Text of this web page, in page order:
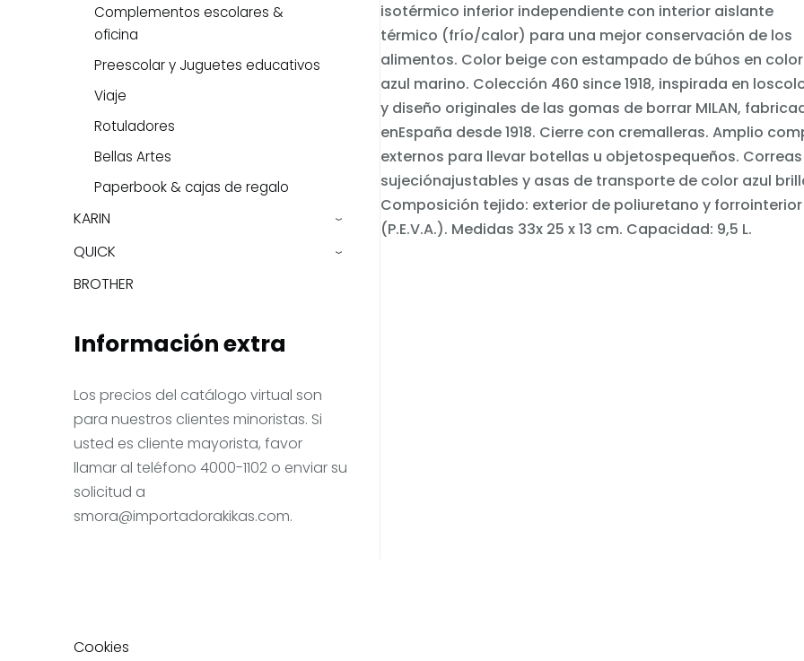
Complementos escolares &
oficina
Preescolar y Juguetes educativos
Viaje
Rotuladores
Bellas Artes
Paperbook & cajas de regalo
KARIN ›
QUICK ›
BROTHER
Información extra
Los precios del catálogo virtual son
para nuestros clientes minoristas. Si
usted es cliente mayorista, favor
llamar al teléfono 4000-1102 o enviar su
solicitud a
smora@importadorakikas.com.
isotérmico inferior independiente con interior aislante
térmico (frío/calor) para una mejor conservación de los
alimentos. Color beige con estampado de búhos en color
azul marino. Colección 460 since 1918, inspirada en
y diseño originales de las gomas de borrar MILAN,
enEspaña desde 1918. Cierre con cremalleras. Amplio
externos para llevar botellas u objetospequeños.
sujeciónajustables y asas de transporte de color azul
Composición tejido: exterior de poliuretano y
(P.E.V.A.). Medidas 33x 25 x 13 cm. Capacidad: 9,5 L.
Cookies